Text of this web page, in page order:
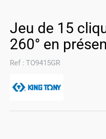
Jeu de 15
260° en
Ref : TO9415GR